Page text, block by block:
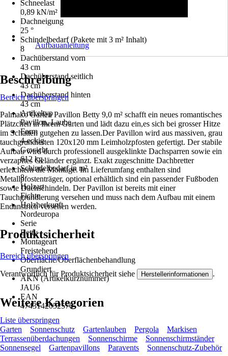
Schneelast
0,89 kN/m²
Dachneigung
25 °
Schindelbedarf (Pakete mit 3 m² Inhalt)
8
Dachüberstand vorn
43 cm
Dachüberstand seitlich
43 cm
Dachüberstand hinten
43 cm
Artikeltyp
Pavillon, Laube
Form
4-eckig
Gewicht
612 kg
Schindelbedarf in m²
8
Holzart
Fichte
Holzherkunft
Nordeuropa
Serie
Betty
Montageart
Freistehend
Oberfläche/Oberflächenbehandlung
Grundiert
AKN (Artikelkurznummer)
JAU6
EAN
4743142052570
Aufbauanleitung
Beschreibung
Bereich überspringen
Palmako Garten Pavillon Betty 9,0 m² schafft ein neues romantisches
Plätzchen in Ihrem Garten und lädt dazu ein,es sich bei grosser Hitze
im Schatten gutgehen zu lassen.Der Pavillon wird aus massiven, grau
tauchgrundierten 120x120 mm Leimholzpfosten gefertigt. Der stabile
Aufbau wird durch professionell ausgeklinkte Dachsparren sowie ein
verzapftes Geländer ergänzt. Exakt zugeschnitte Dachbretter
erleichtern die Montage. Im Lieferumfang enthalten sind
Metallpfostenträger, optional erhältlich sind ein passender Fußboden
sowie Dachschindeln. Der Pavillon ist bereits mit einer
Tauchgrundierung versehen und muss nach dem Aufbau mit einem
Endanstrich versehen werden.
Produktsicherheit
Bereich überspringen
Verantwortlich für Produktsicherheit siehe Herstellerinformationen .
Weitere Kategorien
Liste überspringen
Garten
Sonnenschutz Gartenlauben Pergola
Markisen
Terrassenüberdachungen
Sonnenschirme
Sonnenschirmständer
Sonnensegel
Gartenpavillons Paravents Sonnenschutz-Zubehör